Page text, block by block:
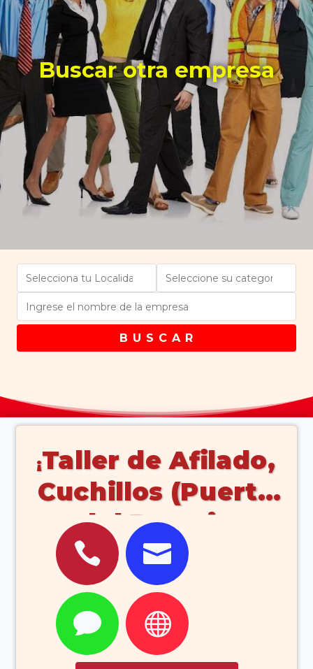
Buscar otra empresa
B U S C A R
Taller de Afilado,
Cuchillos (Puerto
del Rosario
Fuerteventura
Islas Canarias
España)
 
 